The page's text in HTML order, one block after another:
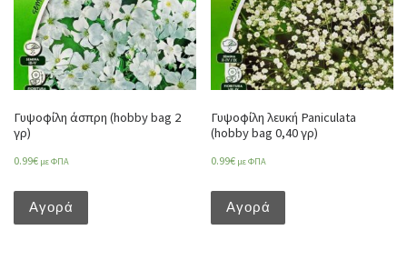
Γυψοφίλη άσπρη (hobby bag 2
γρ)
0.99€ με ΦΠΑ
Αγορά
Γυψοφίλη λευκή Paniculata
(hobby bag 0,40 γρ)
0.99€ με ΦΠΑ
Αγορά